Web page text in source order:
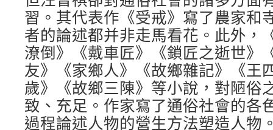
習。其代表作《受戒》寫了農家和
者的論述都并非走馬看花。此外，
潦倒》《戴車匠》《鎖匠之逝世》
友》《家鄉人》《故鄉雜記》《王
歲》《故鄉三陳》等小說，對陋俗
致、充足。作家寫了通俗社會的各
過程論述人物的營生方法塑造人物